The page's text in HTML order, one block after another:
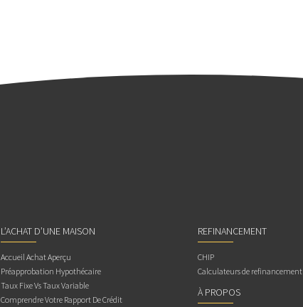
L’ACHAT D’UNE MAISON
Accueil Achat Aperçu
Préapprobation Hypothécaire
Taux Fixe Vs Taux Variable
Comprendre Votre Rapport De Crédit
REFINANCEMENT
CHIP
Calculateurs de refinancement
À PROPOS